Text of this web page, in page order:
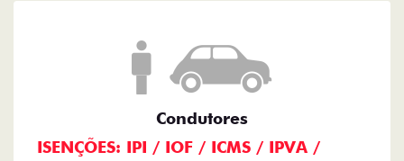
Condutores
ISENÇÕES: IPI / IOF / ICMS / IPVA /